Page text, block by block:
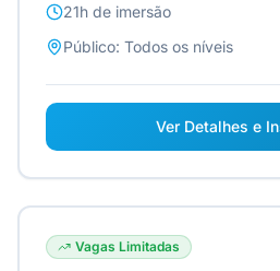
21h de imersão
Público: Todos os níveis
Ver Detalhes e
Vagas Limitadas